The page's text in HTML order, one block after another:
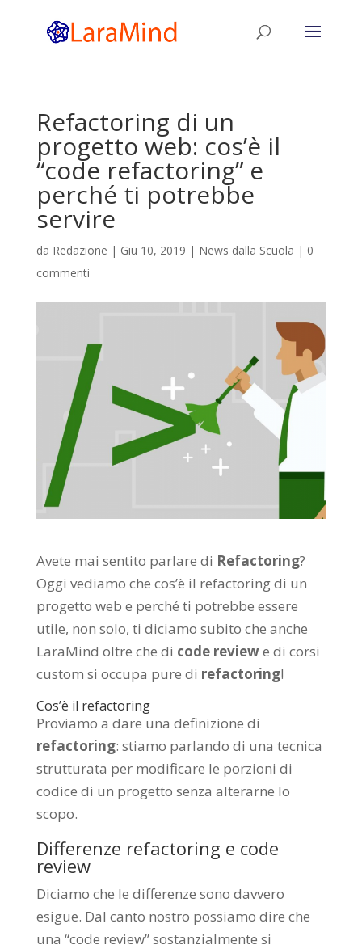
Refactoring di un
progetto web: cos’è il
“code refactoring” e
perché ti potrebbe
servire
da Redazione | Giu 10, 2019 | News dalla Scuola | 0
commenti
Avete mai sentito parlare di Refactoring?
Oggi vediamo che cos’è il refactoring di un
progetto web e perché ti potrebbe essere
utile, non solo, ti diciamo subito che anche
LaraMind oltre che di code reviewe di corsi
custom si occupa pure di refactoring!
Cos’è il refactoring
Proviamo a dare una definizione di
refactoring: stiamo parlando di una tecnica
strutturata per modificare le porzioni di
codice di un progetto senza alterarne lo
scopo.
Differenze refactoring e code
review
Diciamo che le differenze sono davvero
esigue. Dal canto nostro possiamo dire che
una “code review” sostanzialmente si